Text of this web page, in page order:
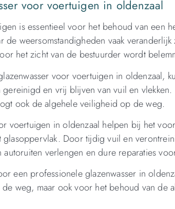
voor voertuigen in oldenzaal
is essentieel voor het behoud van een
weersomstandigheden vaak
het zicht van de bestuurder wordt
voor voertuigen in oldenzaal,
en vrij blijven van vuil en
ook de algehele veiligheid op de weg.
voertuigen in oldenzaal helpen bij het
Door tijdig vuil en
verlengen en dure reparaties
een professionele glazenwasser in
weg, maar ook voor het behoud van de